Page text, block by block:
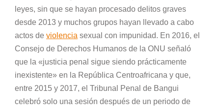
leyes, sin que se hayan procesado delitos graves
desde 2013 y muchos grupos hayan llevado a cabo
actos de violencia sexual con impunidad. En 2016, el
Consejo de Derechos Humanos de la ONU señaló
que la «justicia penal sigue siendo prácticamente
inexistente» en la República Centroafricana y que,
entre 2015 y 2017, el Tribunal Penal de Bangui
celebró solo una sesión después de un periodo de